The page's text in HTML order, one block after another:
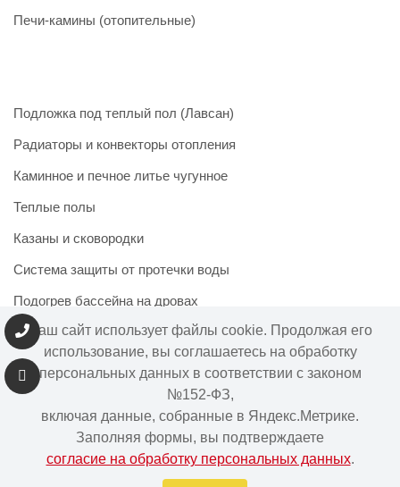
Печи-камины (отопительные)
Подложка под теплый пол (Лавсан)
Радиаторы и конвекторы отопления
Каминное и печное литье чугунное
Теплые полы
Казаны и сковородки
Система защиты от протечки воды
Подогрев бассейна на дровах
Информация на сайте не является публичной офертой.
Наличие и цены товара могут меняться, просьба
уточнять у менеджера при подтверждении заказа.
Наш сайт использует файлы cookie. Продолжая его
использование, вы соглашаетесь на обработку
персональных данных в соответствии с законом
№152-ФЗ,
включая данные, собранные в Яндекс.Метрике.
Заполняя формы, вы подтверждаете
согласие на обработку персональных данных.